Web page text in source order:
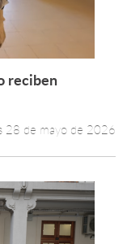
más +
reciben
28 de mayo de 2026